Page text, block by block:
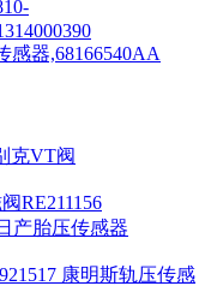
感器,68166540AA
克VT阀
RE211156
产胎压传感器
康明斯轨压传感